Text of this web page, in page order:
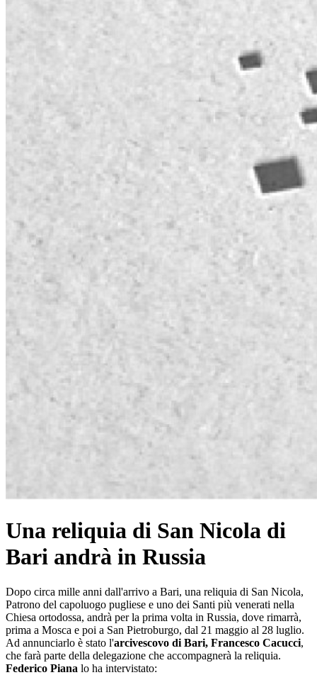
Una reliquia di San Nicola di
Bari andrà in Russia
Dopo circa mille anni dall'arrivo a Bari, una reliquia di San Nicola,
Patrono del capoluogo pugliese e uno dei Santi più venerati nella
Chiesa ortodossa, andrà per la prima volta in Russia, dove rimarrà,
prima a Mosca e poi a San Pietroburgo, dal 21 maggio al 28 luglio.
Ad annunciarlo è stato l'arcivescovo di Bari, Francesco Cacucci,
che farà parte della delegazione che accompagnerà la reliquia.
Federico Piana lo ha intervistato: